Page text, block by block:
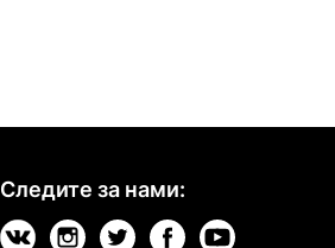
Следите за нами: